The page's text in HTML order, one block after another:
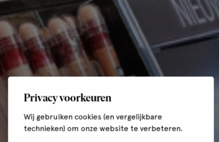
Privacy voorkeuren
Wij gebruiken cookies (en vergelijkbare
technieken) om onze website te verbeteren.